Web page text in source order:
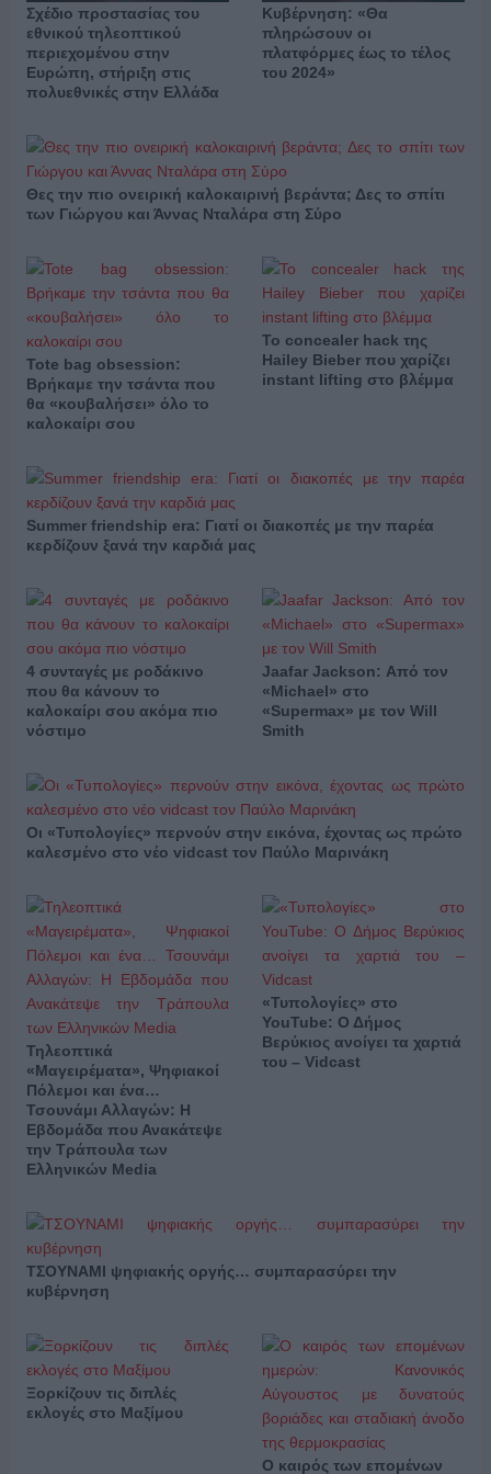
Σχέδιο προστασίας του
εθνικού τηλεοπτικού
περιεχομένου στην
Ευρώπη, στήριξη στις
πολυεθνικές στην Ελλάδα
Κυβέρνηση: «Θα
πληρώσουν οι
πλατφόρμες έως το τέλος
του 2024»
Θες την πιο ονειρική καλοκαιρινή βεράντα; Δες το σπίτι
των Γιώργου και Άννας Νταλάρα στη Σύρο
Tote bag obsession:
Βρήκαμε την τσάντα που
θα «κουβαλήσει» όλο το
καλοκαίρι σου
Το concealer hack της
Hailey Bieber που χαρίζει
instant lifting στο βλέμμα
Summer friendship era: Γιατί οι διακοπές με την παρέα
κερδίζουν ξανά την καρδιά μας
4 συνταγές με ροδάκινο
που θα κάνουν το
καλοκαίρι σου ακόμα πιο
νόστιμο
Jaafar Jackson: Από τον
«Michael» στο
«Supermax» με τον Will
Smith
Οι «Τυπολογίες» περνούν στην εικόνα, έχοντας ως πρώτο
καλεσμένο στο νέο vidcast τον Παύλο Μαρινάκη
Τηλεοπτικά
«Μαγειρέματα», Ψηφιακοί
Πόλεμοι και ένα…
Τσουνάμι Αλλαγών: Η
Εβδομάδα που Ανακάτεψε
την Τράπουλα των
Ελληνικών Media
«Τυπολογίες» στο
YouTube: Ο Δήμος
Βερύκιος ανοίγει τα χαρτιά
του – Vidcast
ΤΣΟΥΝΑΜΙ ψηφιακής οργής… συμπαρασύρει την
κυβέρνηση
Ξορκίζουν τις διπλές
εκλογές στο Μαξίμου
Ο καιρός των επομένων